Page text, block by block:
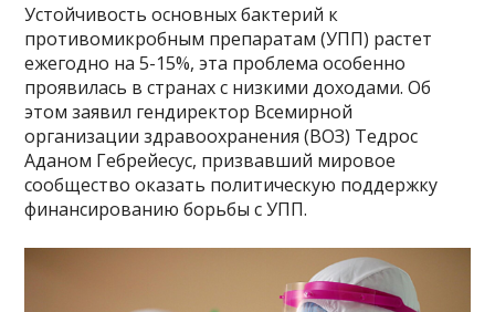
Устойчивость основных бактерий к
противомикробным препаратам (УПП) растет
ежегодно на 5-15%, эта проблема особенно
проявилась в странах с низкими доходами. Об
этом заявил гендиректор Всемирной
организации здравоохранения (ВОЗ) Тедрос
Аданом Гебрейесус, призвавший мировое
сообщество оказать политическую поддержку
финансированию борьбы с УПП.